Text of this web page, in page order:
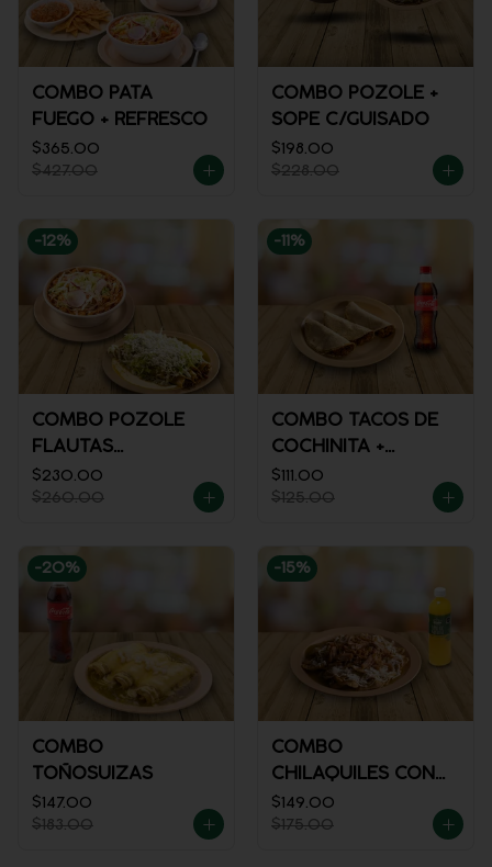
COMBO PATA
FUEGO + REFRESCO
$365.00
$427.00
COMBO POZOLE +
SOPE C/GUISADO
$198.00
$228.00
-12%
COMBO POZOLE
FLAUTAS
AHOGADAS
$230.00
$260.00
-11 %
COMBO TACOS DE
COCHINITA +
REFRESCO
$111.00
$125.00
-20%
COMBO
TOÑOSUIZAS
$147.00
$183.00
-15%
COMBO
CHILAQUILES CON
MACIZA + JUGO DE
NARANJA
$149.00
$175.00